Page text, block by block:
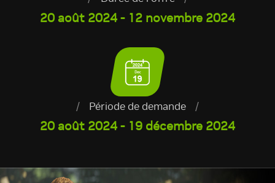
20 août 2024 - 12 novembre 2024
/ Période de demande /
20 août 2024 - 19 décembre 2024